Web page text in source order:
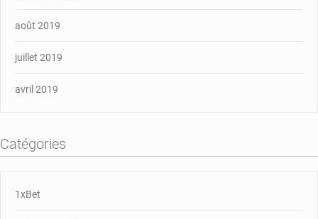
août 2019
juillet 2019
avril 2019
Catégories
1xBet